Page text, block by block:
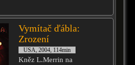
Vymítač ďábla:
Zrození
USA, 2004, 114min
Kněz L.Merrin na